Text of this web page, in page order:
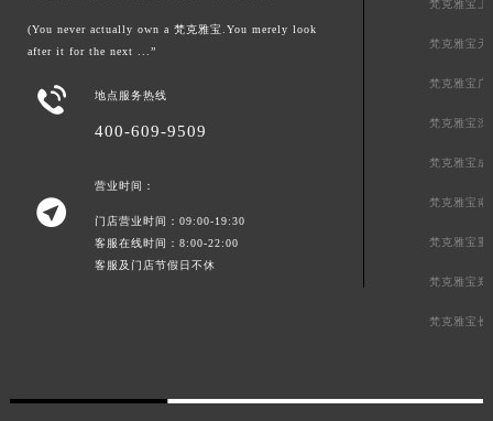
(You never actually own a 梵克雅宝.You merely look
after it for the next ...”
 地点服务热线
400-609-9509

营业时间：
门店营业时间：09:00-19:30
客服在线时间：8:00-22:00
客服及门店节假日不休
梵克雅宝上
梵克雅宝天
梵克雅宝广
梵克雅宝深
梵克雅宝成
梵克雅宝南
梵克雅宝重
梵克雅宝郑
梵克雅宝长